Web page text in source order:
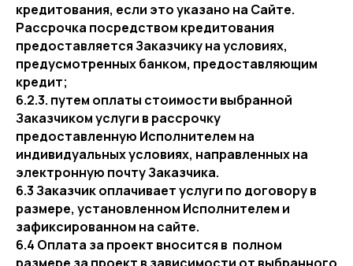
кредитования, если это указано на Сайте.
Рассрочка посредством кредитования
предоставляется Заказчику на условиях,
предусмотренных банком, предоставляющим
кредит;
6.2.3. путем оплаты стоимости выбранной
Заказчиком услуги в рассрочку
предоставленную Исполнителем на
индивидуальных условиях, направленных на
электронную почту Заказчика.
6.3 Заказчик оплачивает услуги по договору в
размере, установленном Исполнителем и
зафиксированном на сайте.
6.4 Оплата за проект вносится в полном